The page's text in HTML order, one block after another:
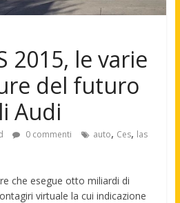
2015, le varie
del futuro
Audi
0 commenti auto, Ces, las
che esegue otto miliardi di
virtuale la cui indicazione